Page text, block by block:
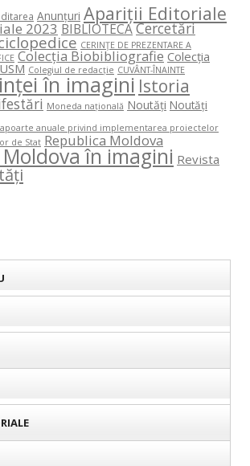
Anunțuri Apariții Editoriale
2023 BIBLIOTECACercetări
CERINŢE DE PREZENTARE A
Colecția Biobibliografie Colecția
Colegiul de redacție CUVÂNT-ÎNAINTE
în imagini Istoria
Moneda națională Noutăți Noutăți
anuale privind implementarea proiectelor
de Stat Republica Moldova
în imagini Revista